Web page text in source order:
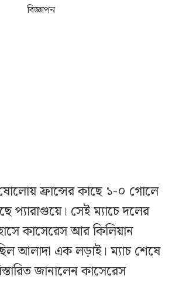
বিজ্ঞাপন
ফ্রান্সের কাছে ১-০ গোলে
প্যারাগুয়ে। সেই ম্যাচে দলের
কাসেরেস আর কিলিয়ান
আলাদা এক লড়াই। ম্যাচ শেষে
জানালেন কাসেরেস